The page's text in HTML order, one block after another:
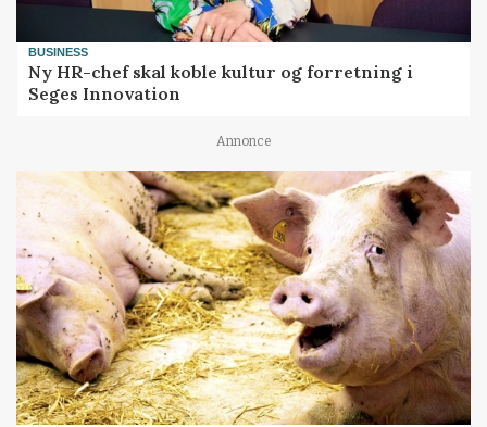
BUSINESS
Ny HR-chef skal koble kultur og forretning i
Seges Innovation
Annonce